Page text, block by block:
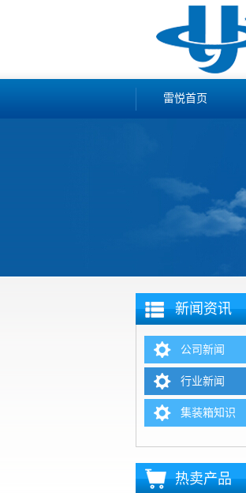
雷悦首页
新闻资讯
公司新闻
行业新闻
集装箱知识
热卖产品